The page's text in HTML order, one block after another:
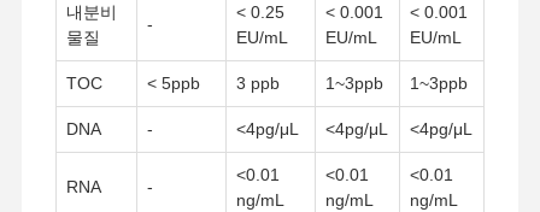
내분비
물질
-
< 0.25
EU/mL
< 0.001
EU/mL
< 0.001
EU/mL
TOC < 5ppb 3 ppb 1~3ppb 1~3ppb
DNA - <4pg/μL <4pg/μL <4pg/μL
RNA -
<0.01
ng/mL
<0.01
ng/mL
<0.01
ng/mL